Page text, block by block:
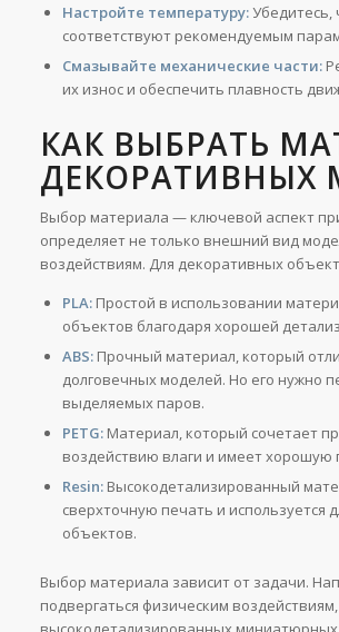
Настройте температуру:Убедитесь,
соответствуют рекомендуемым
Смазывайте механические части:
их износ и обеспечить плавность
КАК ВЫБРАТЬ
ДЕКОРАТИВНЫХ
Выбор материала — ключевой аспект
определяет не только внешний вид
воздействиям. Для декоративных
PLA: Простой в использовании
объектов благодаря хорошей
ABS: Прочный материал, который
долговечных моделей. Но его нужно
выделяемых паров.
PETG: Материал, который сочетает
воздействию влаги и имеет хорошую
Resin: Высокодетализированный
сверхточную печать и используется
объектов.
Выбор материала зависит от задачи.
подвергаться физическим